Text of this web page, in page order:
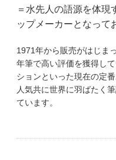
＝水先人の語源を体現
ップメーカーとなって
1971年から販売がはじま
年筆で高い評価を獲得し
ションといった現在の定
人気共に世界に羽ばたく
ています。